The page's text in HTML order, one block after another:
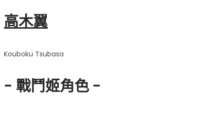
高木翼
Kouboku Tsubasa
- 戰鬥姬角色 -